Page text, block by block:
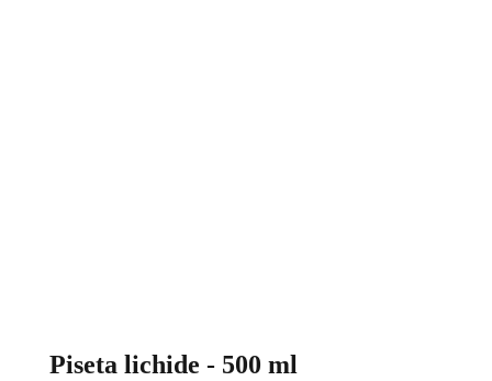
Piseta lichide - 500 ml